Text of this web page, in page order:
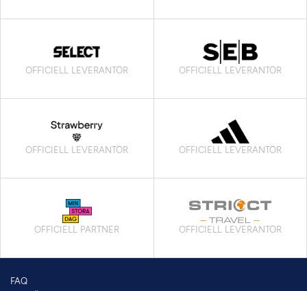
OFFICIELL LEVERANTÖR OFFICIELL LEVERANTÖR
OFFICIELL LEVERANTÖR OFFICIELL LEVERANTÖR
OFFICIELL PARTNER OFFICIELL LEVERANTÖR
FAQ